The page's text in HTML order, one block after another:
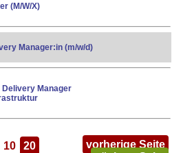
(M/W/X)
Manager:in (m/w/d)
Manager
10 20
vorherige Seite